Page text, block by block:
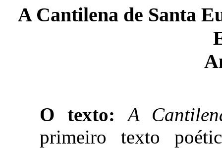
A Cantilena de Santa
O texto:
A
primeiro texto